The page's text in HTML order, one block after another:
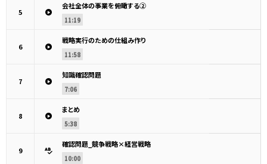
5
会社全体の事業を俯瞰する②
11:19
6
戦略実行のための仕組み作り
11:58
7
知識確認問題
7:06
8
まとめ
5:38
9
確認問題_競争戦略×経営戦略
10:00